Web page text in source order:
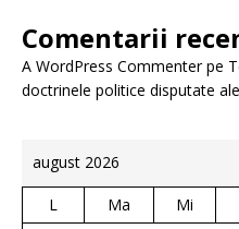
Comentarii
A WordPress Commenterpe
doctrinele politice disputate
august 2026
L Ma Mi